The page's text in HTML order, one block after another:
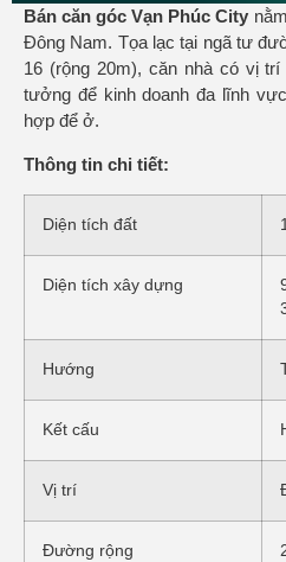
Bán căn góc Vạn Phúc City
Đông Nam. Tọa lạc tại ngã tư
16 (rộng 20m), căn nhà có vị
tưởng để kinh doanh đa lĩnh
hợp để ở.
Thông tin chi tiết:
Diện tích đất
Diện tích xây dựng
Hướng
Kết cấu
Vị trí
Đường rộng